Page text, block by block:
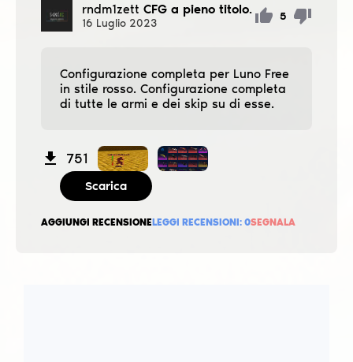
rndm1zett CFG a pieno titolo.
16 Luglio 2023
5
Configurazione completa per Luno Free
in stile rosso. Configurazione completa
di tutte le armi e dei ѕkip su di esse.
751
Scarica
AGGIUNGI RECENSIONELEGGI RECENSIONI: 0SEGNALA